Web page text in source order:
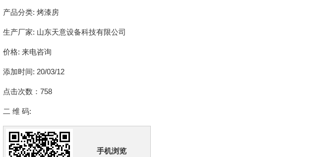
产品分类: 烤漆房
生产厂家: 山东天意设备科技有限公司
价格: 来电咨询
添加时间: 20/03/12
点击次数： 758
二 维 码:
手机浏览